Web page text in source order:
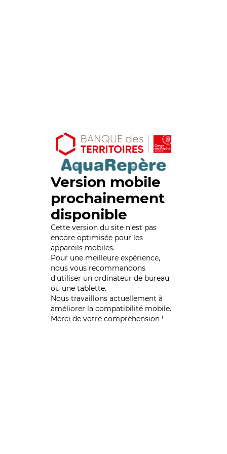
Version mobile
prochainement
disponible
Cette version du site n’est pas
encore optimisée pour les
appareils mobiles.
Pour une meilleure expérience,
nous vous recommandons
d'utiliser un ordinateur de bureau
ou une tablette.
Nous travaillons actuellement à
améliorer la compatibilité mobile.
Merci de votre compréhension !